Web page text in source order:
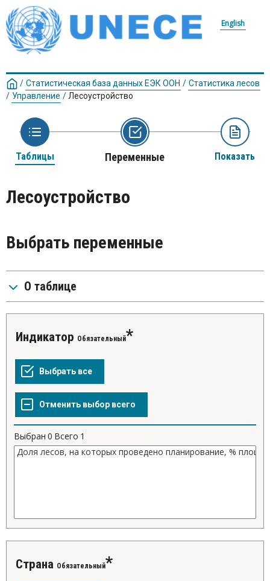
English
/ Статистическая база данных ЕЭК ООН / Статистика лесов
/ Управление /Лесоустройство
Таблицы Переменные Показать
Лесоустройство
Выбрать переменные
О таблице
Индикатор Обязательный
Выбран 0 Всего 1
Страна Обязательный